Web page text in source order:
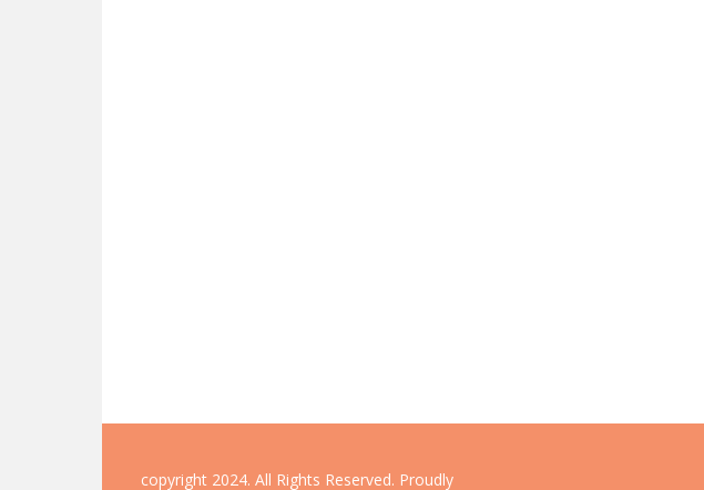
copyright 2024. All Rights Reserved. Proudly